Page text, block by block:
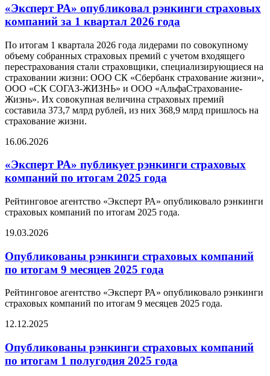
«Эксперт РА» опубликовал рэнкинги страховых
компаний за 1 квартал 2026 года
По итогам 1 квартала 2026 года лидерами по совокупному
объему собранных страховых премий с учетом входящего
перестрахования стали страховщики, специализирующиеся на
страховании жизни: ООО СК «Сбербанк страхование жизни»,
ООО «СК СОГАЗ-ЖИЗНЬ» и ООО «АльфаСтрахование-
Жизнь». Их совокупная величина страховых премий
составила 373,7 млрд рублей, из них 368,9 млрд пришлось на
страхование жизни.
16.06.2026
«Эксперт РА» публикует рэнкинги страховых
компаний по итогам 2025 года
Рейтинговое агентство «Эксперт РА» опубликовало рэнкинги
страховых компаний по итогам 2025 года.
19.03.2026
Опубликованы рэнкинги страховых компаний
по итогам 9 месяцев 2025 года
Рейтинговое агентство «Эксперт РА» опубликовало рэнкинги
страховых компаний по итогам 9 месяцев 2025 года.
12.12.2025
Опубликованы рэнкинги страховых компаний
по итогам 1 полугодия 2025 года